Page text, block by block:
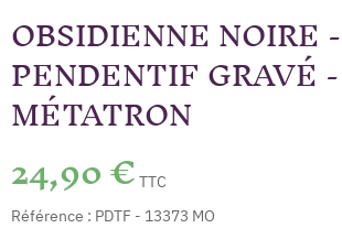
OBSIDIENNE NOIRE -
PENDENTIF GRAVÉ -
MÉTATRON
24,90 € TTC
Référence : PDTF - 13373 MO